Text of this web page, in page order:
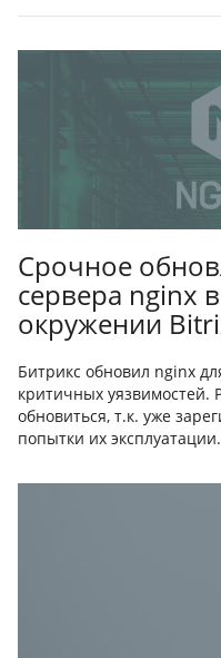
Срочное
сервера nginx
окружении
Битрикс обновил nginx
критичных уязвимостей.
обновиться, т.к. уже
попытки их